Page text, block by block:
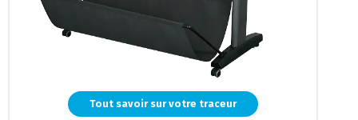
Tout savoir sur votre traceur